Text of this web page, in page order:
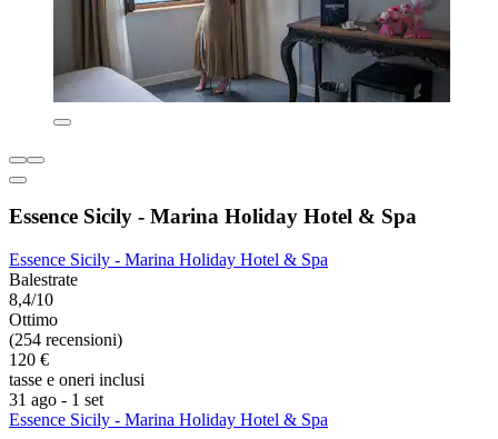
Essence Sicily - Marina Holiday Hotel & Spa
Essence Sicily - Marina Holiday Hotel & Spa
Balestrate
8,4/10
Ottimo
(254 recensioni)
120 €
tasse e oneri inclusi
31 ago - 1 set
Essence Sicily - Marina Holiday Hotel & Spa